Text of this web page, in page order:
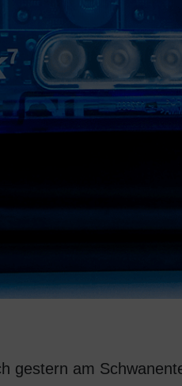
gestern am